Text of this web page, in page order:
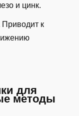
и цинк.
Приводит к
для
методы